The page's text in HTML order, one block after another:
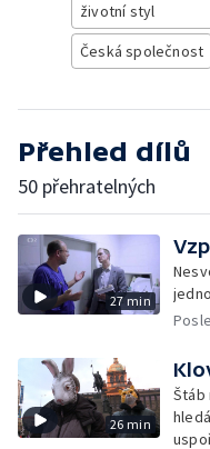
životní styl
Česká společnost
Přehled dílů
50 přehratelných
27 min
26 min
Štáb